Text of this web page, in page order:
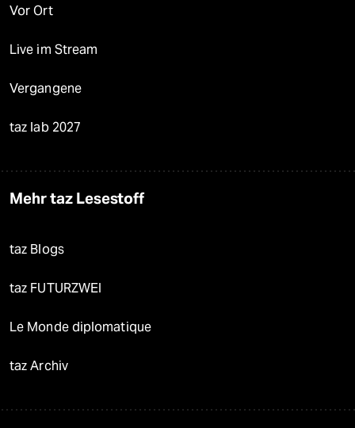
Vor Ort
Live im Stream
Vergangene
taz lab 2027
Mehr taz Lesestoff
taz Blogs
taz FUTURZWEI
Le Monde diplomatique
taz Archiv